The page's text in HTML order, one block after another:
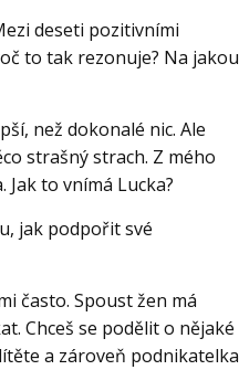
deseti pozitivními
to tak rezonuje? Na jakou
než dokonalé nic. Ale
strašný strach. Z mého
to vnímá Lucka?
jak podpořit své
často. Spoust žen má
Chceš se podělit o nějaké
a zároveň podnikatelka